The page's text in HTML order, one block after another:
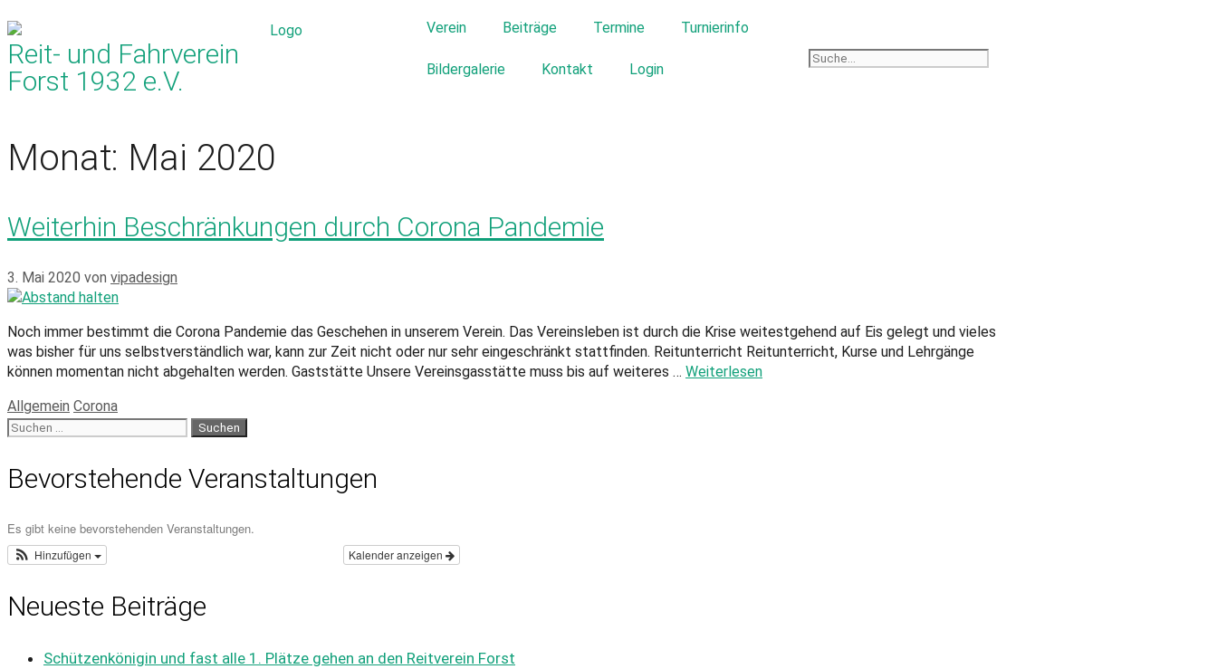
Reit- und Fahrverein
Forst 1932 e.V.
Verein Beiträge Termine Turnierinfo
Bildergalerie Kontakt Login
Monat: Mai 2020
Weiterhin Beschränkungen durch Corona Pandemie
3. Mai 2020 von vipadesign
Noch immer bestimmt die Corona Pandemie das Geschehen in unserem Verein. Das Vereinsleben ist durch die Krise weitestgehend auf Eis gelegt und vieles
was bisher für uns selbstverständlich war, kann zur Zeit nicht oder nur sehr eingeschränkt stattfinden. Reitunterricht Reitunterricht, Kurse und Lehrgänge
können momentan nicht abgehalten werden. Gaststätte Unsere Vereinsgasstätte muss bis auf weiteres … Weiterlesen
Allgemein Corona
Bevorstehende Veranstaltungen
Es gibt keine bevorstehenden Veranstaltungen.
Kalender anzeigen
Hinzufügen
Neueste Beiträge
Schützenkönigin und fast alle 1. Plätze gehen an den Reitverein Forst